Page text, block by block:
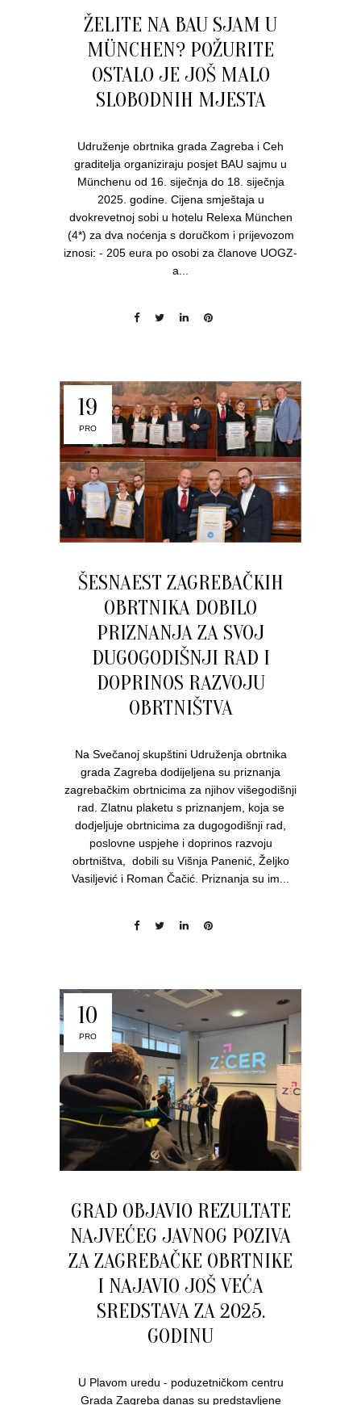
ŽELITE NA BAU SJAM U
MÜNCHEN? POŽURITE
OSTALO JE JOŠ MALO
SLOBODNIH MJESTA
Udruženje obrtnika grada Zagreba i Ceh
graditelja organiziraju posjet BAU sajmu u
Münchenu od 16. siječnja do 18. siječnja
2025. godine. Cijena smještaja u
dvokrevetnoj sobi u hotelu Relexa München
(4*) za dva noćenja s doručkom i prijevozom
iznosi: - 205 eura po osobi za članove UOGZ-
a...
19
PRO
ŠESNAEST ZAGREBAČKIH
OBRTNIKA DOBILO
PRIZNANJA ZA SVOJ
DUGOGODIŠNJI RAD I
DOPRINOS RAZVOJU
OBRTNIŠTVA
Na Svečanoj skupštini Udruženja obrtnika
grada Zagreba dodijeljena su priznanja
zagrebačkim obrtnicima za njihov višegodišnji
rad. Zlatnu plaketu s priznanjem, koja se
dodjeljuje obrtnicima za dugogodišnji rad,
poslovne uspjehe i doprinos razvoju
obrtništva, dobili su Višnja Panenić, Željko
Vasiljević i Roman Čačić. Priznanja su im...
10
PRO
GRAD OBJAVIO REZULTATE
NAJVEĆEG JAVNOG POZIVA
ZA ZAGREBAČKE OBRTNIKE
I NAJAVIO JOŠ VEĆA
SREDSTAVA ZA 2025.
GODINU
U Plavom uredu - poduzetničkom centru
Grada Zagreba danas su predstavljene